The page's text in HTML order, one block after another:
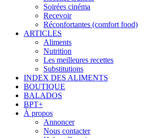
Soirées cinéma
Recevoir
Réconfortantes (comfort food)
ARTICLES
Aliments
Nutrition
Les meilleures recettes
Substitutions
INDEX DES ALIMENTS
BOUTIQUE
BALADOS
BPT+
À propos
Annoncer
Nous contacter